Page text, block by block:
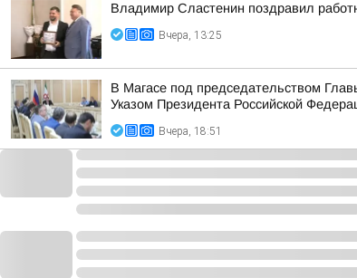
Владимир Сластенин поздравил
Вчера, 13:25
В Магасе под председательством
Указом Президента Российской
Вчера, 18:51